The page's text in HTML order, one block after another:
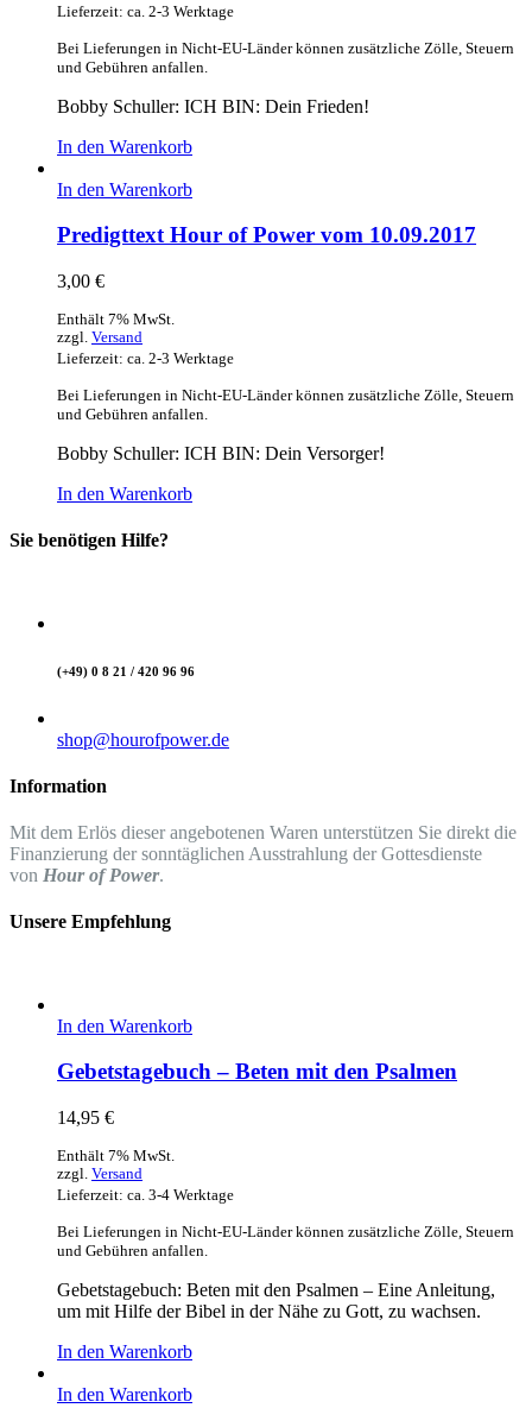
Lieferzeit: ca. 2-3 Werktage
Bei Lieferungen in Nicht-EU-Länder können zusätzliche Zölle, Steuern
und Gebühren anfallen.
Bobby Schuller: ICH BIN: Dein Frieden!
In den Warenkorb
In den Warenkorb
Predigttext Hour of Power vom 10.09.2017
3,00 €
Enthält 7% MwSt.
zzgl. Versand
Lieferzeit: ca. 2-3 Werktage
Bei Lieferungen in Nicht-EU-Länder können zusätzliche Zölle, Steuern
und Gebühren anfallen.
Bobby Schuller: ICH BIN: Dein Versorger!
In den Warenkorb
Sie benötigen Hilfe?
(+49) 0 8 21 / 420 96 96
shop@hourofpower.de
Information
Mit dem Erlös dieser angebotenen Waren unterstützen Sie direkt die
Finanzierung der sonntäglichen Ausstrahlung der Gottesdienste
von Hour of Power.
Unsere Empfehlung
In den Warenkorb
Gebetstagebuch – Beten mit den Psalmen
14,95 €
Enthält 7% MwSt.
zzgl. Versand
Lieferzeit: ca. 3-4 Werktage
Bei Lieferungen in Nicht-EU-Länder können zusätzliche Zölle, Steuern
und Gebühren anfallen.
Gebetstagebuch: Beten mit den Psalmen – Eine Anleitung,
um mit Hilfe der Bibel in der Nähe zu Gott, zu wachsen.
In den Warenkorb
In den Warenkorb